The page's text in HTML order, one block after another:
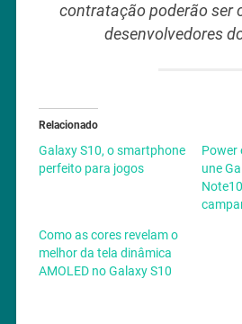
contratação poderão ser
desenvolvedores
Relacionado
Galaxy S10, o smartphone
perfeito para jogos
Power
une
Como as cores revelam o
melhor da tela dinâmica
AMOLED no Galaxy S10